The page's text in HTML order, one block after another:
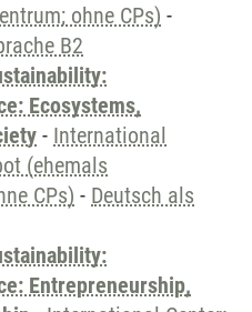
ohne CPs) -
B2
Ecosystems,
- International
(ehemals
CPs) - Deutsch als
Entrepreneurship,